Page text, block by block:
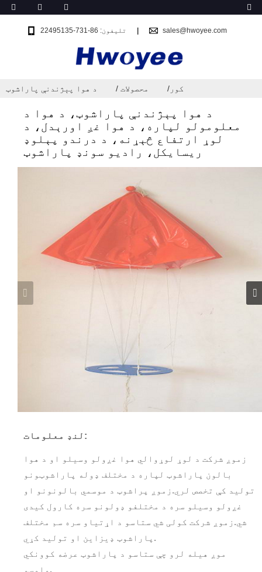
تلیفون: 86-731-22495135 sales@hwoyee.com
کور محصولات د هوا پېژندنې پاراشوټ
د هوا پېژندنې پاراشوټ، د هوا د
معلومولو لپاره، د هوا غږ اورېدل، د
لوړ ارتفاع څېړنه، د درندو پېلوډ
ریسایکل، رادیو سونډ پاراشوټ
لنډ معلومات:
زموږ شرکت د لوړ لوړوالي هوا غږولو وسیلو او د هوا
بالون پاراشوټ لپاره د مختلف ډوله پاراشوټونو
تولید کې تخصص لري.زموږ پراشوټ د موسمي بالونونو او
غږولو وسیلو سره د مختلفو ډولونو سره کارول کیدی
شي.زموږ شرکت کولی شي ستاسو د اړتیاو سره سم مختلف
پاراشوټ ډیزاین او تولید کړي.
موږ هیله لرو چې ستاسو د پاراشوټ عرضه کوونکي
واوسو.